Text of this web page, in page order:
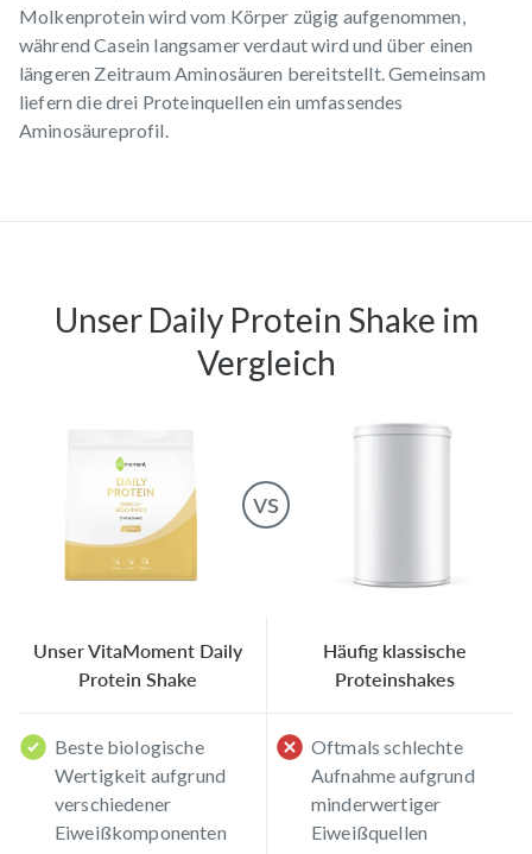
Molkenprotein wird vom Körper zügig aufgenommen,
während Casein langsamer verdaut wird und über einen
längeren Zeitraum Aminosäuren bereitstellt. Gemeinsam
liefern die drei Proteinquellen ein umfassendes
Aminosäureprofil.
Unser Daily Protein Shake im
Vergleich
vs
Unser VitaMoment Daily
Protein Shake
Häufig klassische
Proteinshakes
Beste biologische
Wertigkeit aufgrund
verschiedener
Eiweißkomponenten
Oftmals schlechte
Aufnahme aufgrund
minderwertiger
Eiweißquellen